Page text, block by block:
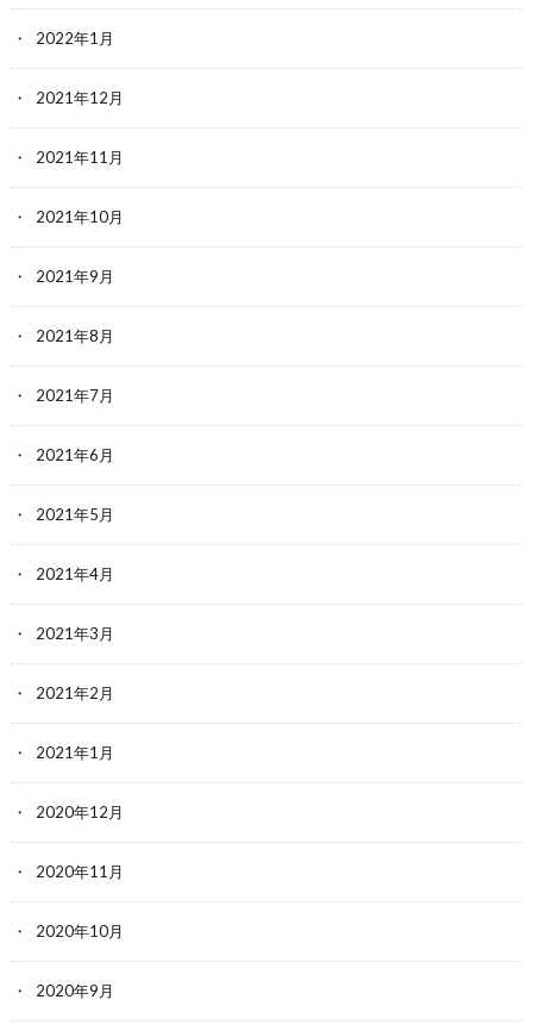
2022年1月
2021年12月
2021年11月
2021年10月
2021年9月
2021年8月
2021年7月
2021年6月
2021年5月
2021年4月
2021年3月
2021年2月
2021年1月
2020年12月
2020年11月
2020年10月
2020年9月